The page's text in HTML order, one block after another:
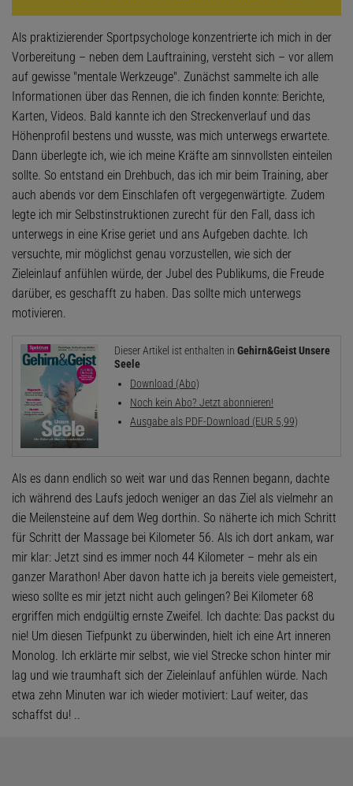
Als praktizierender Sportpsychologe konzentrierte ich mich in der
Vorbereitung – neben dem Lauftraining, versteht sich – vor allem
auf gewisse "mentale Werkzeuge". Zunächst sammelte ich alle
Informationen über das Rennen, die ich finden konnte: Berichte,
Karten, ­Videos. Bald kannte ich den Streckenverlauf und das
Höhenprofil bestens und wusste, was mich unterwegs erwartete.
Dann überlegte ich, wie ich meine Kräfte am sinnvollsten einteilen
sollte. So entstand ein Drehbuch, das ich mir beim Training, aber
auch abends vor dem Einschlafen oft vergegenwärtigte. Zudem
legte ich mir Selbstinstruktionen zurecht für den Fall, dass ich
unterwegs in eine Krise geriet und ans Aufgeben dachte. Ich
versuchte, mir möglichst genau vorzustellen, wie sich der
Zieleinlauf anfühlen würde, der Jubel des Publikums, die Freude
darüber, es geschafft zu haben. Das sollte mich unterwegs
motivieren.
Dieser Artikel ist enthalten in Gehirn&Geist Unsere
Seele
Download (Abo)
Noch kein Abo? Jetzt abonnieren!
Ausgabe als PDF-Download (EUR 5,99)
Als es dann endlich so weit war und das Rennen begann, dachte
ich während des Laufs jedoch weniger an das Ziel als vielmehr an
die Meilensteine auf dem Weg dorthin. So näherte ich mich Schritt
für Schritt der Massage bei Kilometer 56. Als ich dort ankam, war
mir klar: Jetzt sind es immer noch 44 Kilometer – mehr als ein
ganzer Marathon! Aber davon hatte ich ja bereits viele gemeis­tert,
wieso sollte es mir jetzt nicht auch gelingen? Bei ­Kilometer 68
ergriffen mich endgültig ernste Zweifel. Ich dachte: Das packst du
nie! Um diesen Tiefpunkt zu überwinden, hielt ich eine Art inneren
Monolog. Ich erklärte mir selbst, wie viel Strecke schon hinter mir
lag und wie traumhaft sich der Zieleinlauf anfühlen würde. Nach
etwa zehn Minuten war ich wieder motiviert: Lauf weiter, das
schaffst du! ..